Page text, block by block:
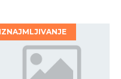
IZNAJMLJIVANJE